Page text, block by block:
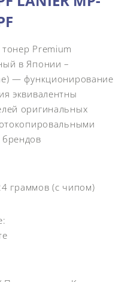
Premium
в Японии –
— функционирование
эквивалентны
оригинальных
граммов (с чипом)